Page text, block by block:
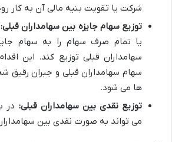
شرکت یا تقویت بنیه مالی آن به کار
توزیع سهام جایزه بین سهامداران قبلی:
یا تمام صرف سهام را به سهام
سهامداران قبلی توزیع کند. این
سهام سهامداران قبلی و جبران رقیق
ها می شود.
توزیع نقدی بین سهامداران قبلی: در
می تواند به صورت نقدی بین